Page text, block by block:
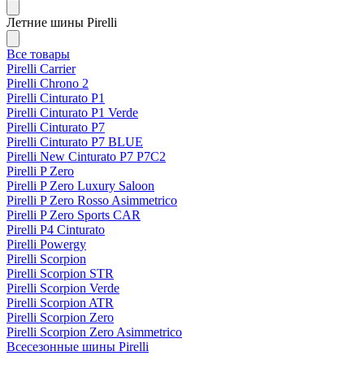
Летние шины Pirelli
Все товары
Pirelli Carrier
Pirelli Chrono 2
Pirelli Cinturato P1
Pirelli Cinturato P1 Verde
Pirelli Cinturato P7
Pirelli Cinturato P7 BLUE
Pirelli New Cinturato P7 P7C2
Pirelli P Zero
Pirelli P Zero Luxury Saloon
Pirelli P Zero Rosso Asimmetrico
Pirelli P Zero Sports CAR
Pirelli P4 Cinturato
Pirelli Powergy
Pirelli Scorpion
Pirelli Scorpion STR
Pirelli Scorpion Verde
Pirelli Scorpion ATR
Pirelli Scorpion Zero
Pirelli Scorpion Zero Asimmetrico
Всесезонные шины Pirelli